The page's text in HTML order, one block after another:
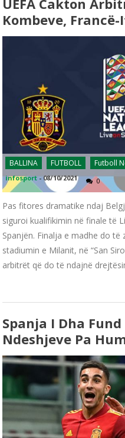
Kombeve,
BALLINA FUTBOLL Futboll
infosport -08/10/2021 0
Pas fitores dramatike ndaj
siguroi kualifikimin në finale të
Spanjën. Finalja e madhe do
stadiumin e Milanit, në “San
arbitrët që do të ndajnë
Spanja I Dha
Ndeshjeve Pa